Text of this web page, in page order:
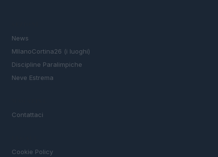
News
MIlanoCortina26 (i luoghi)
Discipline Paralimpiche
Neve Estrema
Contattaci
Cookie Policy